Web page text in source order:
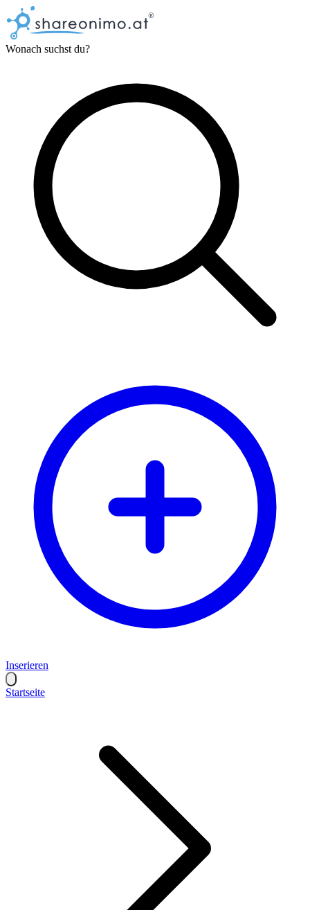
Wonach suchst du?
Inserieren
Startseite